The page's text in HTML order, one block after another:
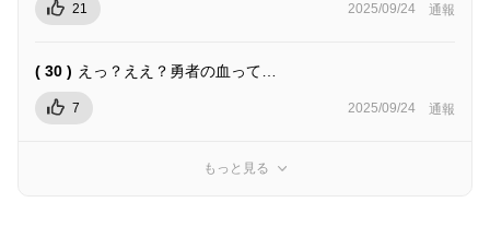
21 2025/09/24 通報
( 30 ) えっ？ええ？勇者の血って…
7 2025/09/24 通報
もっと見る